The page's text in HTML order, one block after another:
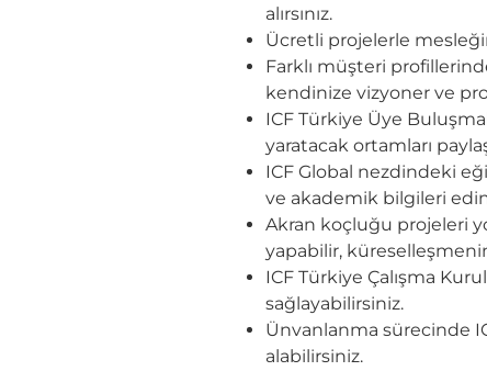
alırsınız.
Ücretli projelerle
Farklı müşteri
kendinize vizyoner ve
ICF Türkiye Üye
yaratacak ortamları
ICF Global nezdindeki
ve akademik bilgileri
Akran koçluğu projeleri
yapabilir,
ICF Türkiye Çalışma
sağlayabilirsiniz.
Ünvanlanma sürecinde
alabilirsiniz.